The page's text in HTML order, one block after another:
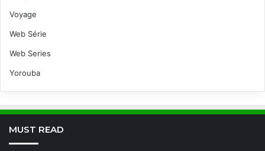
Voyage
Web Série
Web Series
Yorouba
MUST READ